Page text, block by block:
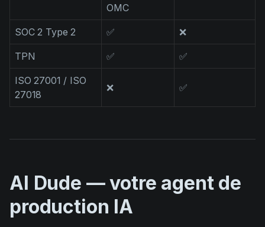
OMC
SOC 2 Type 2 ✅ ❌
TPN ✅ ✅
ISO 27001 / ISO
27018
❌ ✅
AI Dude — votre agent de
production IA